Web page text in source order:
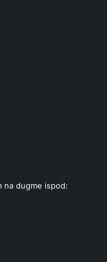
na dugme ispod: